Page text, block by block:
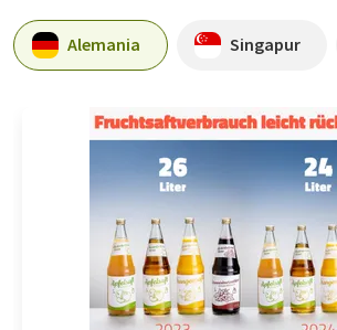
Alemania Singapur